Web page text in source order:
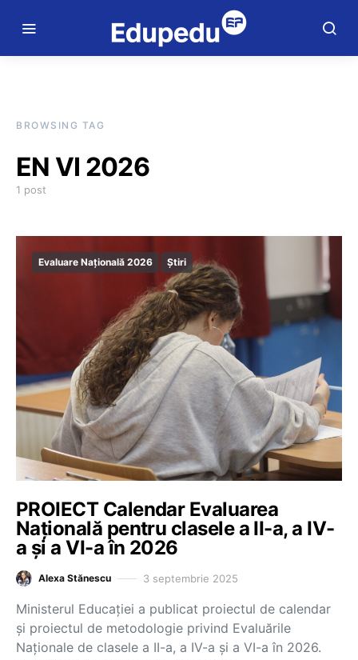
BROWSING TAG
EN VI 2026
1 post
Evaluare Națională 2026 Știri
PROIECT Calendar Evaluarea
Națională pentru clasele a II-a, a IV-
a și a VI-a în 2026
Alexa Stănescu 3 septembrie 2025
Ministerul Educației a publicat proiectul de calendar
și proiectul de metodologie privind Evaluările
Naționale de clasele a II-a, a IV-a și a VI-a în 2026.